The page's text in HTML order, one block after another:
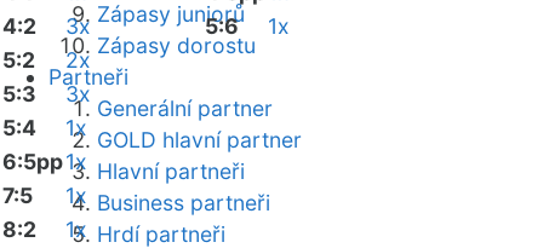
Zápasy juniorů
Zápasy dorostu
Partneři
Generální partner
GOLD hlavní partner
Hlavní partneři
Business partneři
Hrdí partneři
4:2
3x
5:2
2x
5:3
3x
5:4
1x
6:5pp1x
7:5
1x
8:2
1x
5:6
1x